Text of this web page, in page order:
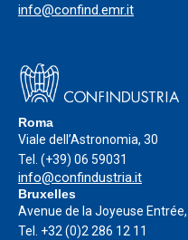
info@confind.emr.it
Roma
Viale dell’Astronomia, 30
Tel. (+39) 06 59031
info@confindustria.it
Bruxelles
Avenue de la Joyeuse Entrée,
Tel. +32 (0)2 286 12 11